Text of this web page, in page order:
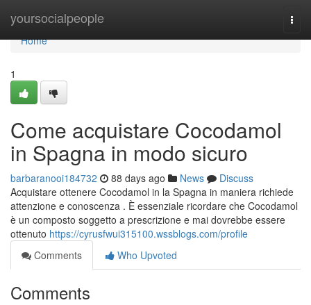
yoursocialpeople
Home
Home
1
Come acquistare Cocodamol
in Spagna in modo sicuro
barbaranooi184732 88 days ago News
Discuss
Acquistare ottenere Cocodamol in la Spagna in maniera richiede
attenzione e conoscenza . È essenziale ricordare che Cocodamol
è un composto soggetto a prescrizione e mai dovrebbe essere
ottenuto https://cyrusfwui315100.wssblogs.com/profile
Comments
Who Upvoted
Comments